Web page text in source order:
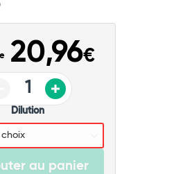
20,96€
Dilution
au panier